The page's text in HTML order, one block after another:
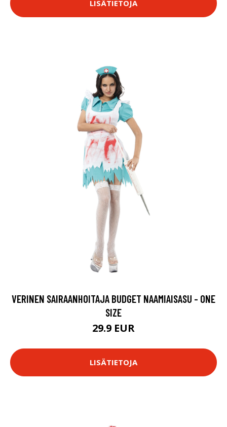
LISÄTIETOJA
VERINEN SAIRAANHOITAJA BUDGET NAAMIAISASU - ONE
SIZE
29.9 EUR
LISÄTIETOJA